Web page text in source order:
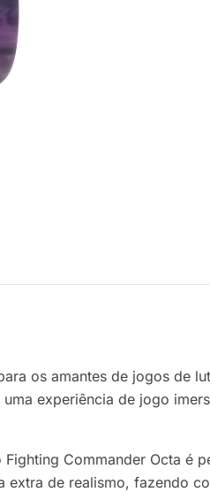
os amantes de jogos de
experiência de jogo
Commander Octa
de realismo, fazendo